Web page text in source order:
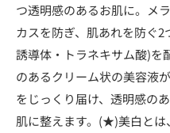
つ透明感のあるお肌に。メ
カスを防ぎ、肌あれを防ぐ
誘導体・トラネキサム酸)を
のあるクリーム状の美容液
をじっくり届け、透明感の
肌に整えます。(★)美白とは